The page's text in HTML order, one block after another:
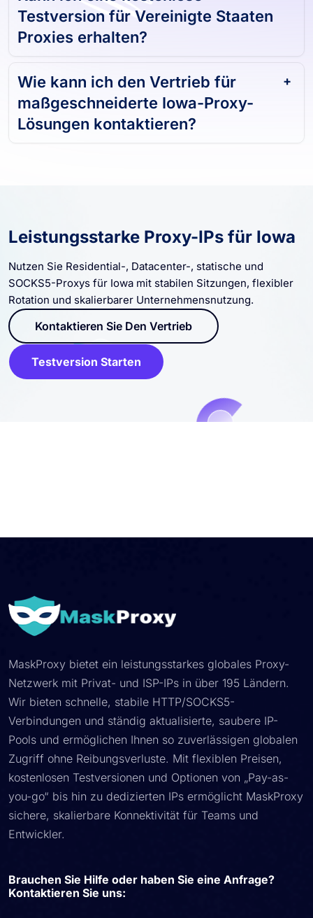
Testversion für Vereinigte Staaten
Proxies erhalten?
Wie kann ich den Vertrieb für
maßgeschneiderte Iowa-Proxy-
Lösungen kontaktieren?
Leistungsstarke Proxy-IPs für Iowa
Nutzen Sie Residential-, Datacenter-, statische und
SOCKS5-Proxys für Iowa mit stabilen Sitzungen, flexibler
Rotation und skalierbarer Unternehmensnutzung.
Kontaktieren Sie Den Vertrieb
Testversion Starten
MaskProxy bietet ein leistungsstarkes globales Proxy-
Netzwerk mit Privat- und ISP-IPs in über 195 Ländern.
Wir bieten schnelle, stabile HTTP/SOCKS5-
Verbindungen und ständig aktualisierte, saubere IP-
Pools und ermöglichen Ihnen so zuverlässigen globalen
Zugriff ohne Reibungsverluste. Mit flexiblen Preisen,
kostenlosen Testversionen und Optionen von „Pay-as-
you-go“ bis hin zu dedizierten IPs ermöglicht MaskProxy
sichere, skalierbare Konnektivität für Teams und
Entwickler.
Brauchen Sie Hilfe oder haben Sie eine Anfrage?
Kontaktieren Sie uns: